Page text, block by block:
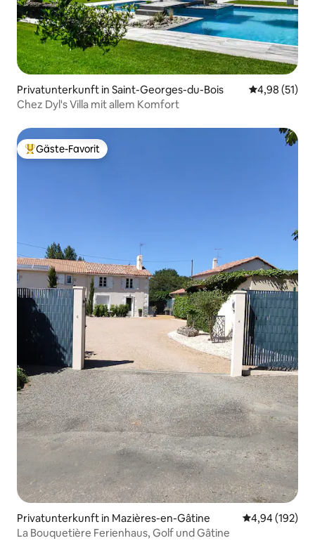
Privatunterkunft in Saint-Georges-du-Bois
4,98 (51)
Chez Dyl's Villa mit allem Komfort
Beliebter Gäste-Favorit.
Gäste-Favorit
Privatunterkunft in Mazières-en-Gâtine
4,94 (192)
La Bouquetière Ferienhaus, Golf und Gâtine